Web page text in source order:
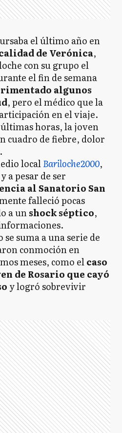
el último año en
de Verónica,
con su grupo el
el fin de semana
algunos
, pero el médico que la
en el viaje.
horas, la joven
cuadro de fiebre, dolor
localBariloche2000,
a pesar de ser
al Sanatorio San
falleció pocas
a unshock séptico,
suma a una serie de
conmoción en
meses, como elcaso
de Rosario que cayó
y logró sobrevivir